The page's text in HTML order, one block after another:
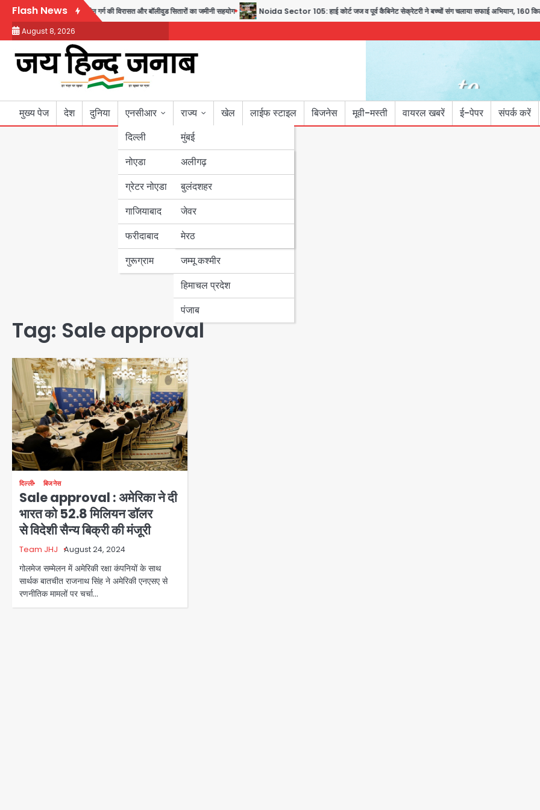
Skip
content
Flash News
घर, 220 तैयार; जुबीन गर्ग की विरासत और बॉलीवुड सितारों का जमीनी सहयोग Noida Sector 105: हाई कोर्ट जज व पूर्व कैबिनेट सेक्रेटरी ने बच्चों संग चलाया सफाई अभियान, 160 किलो
August 8, 2026
मुख्य पेज देश दुनिया
एनसीआर
दिल्ली
नोएडा
ग्रेटर नोएडा
गाजियाबाद
फरीदाबाद
गुरूग्राम
राज्य
मुंबई
उत्तर प्रदेश
अलीगढ़
बुलंदशहर
जेवर
मेरठ
बिहार
पंजाब
हरियाणा
जम्मू कश्मीर
हिमाचल प्रदेश
पंजाब
खेल लाईफ स्टाइल बिजनेस मूवी-मस्ती वायरल खबरें ई-पेपर संपर्क करें
Tag: Sale approval
दिल्ली बिजनेस
Sale approval : अमेरिका ने दी
भारत को 52.8 मिलियन डॉलर​
से विदेशी सैन्य बिक्री की मंजूरी
Team JHJ August 24, 2024
गोलमेज सम्मेलन में अमेरिकी रक्षा कंपनियों के साथ
सार्थक बातचीत राजनाथ सिंह ने ​अमेरिकी एनएसए से
रणनीतिक मामलों पर​ चर्चा…